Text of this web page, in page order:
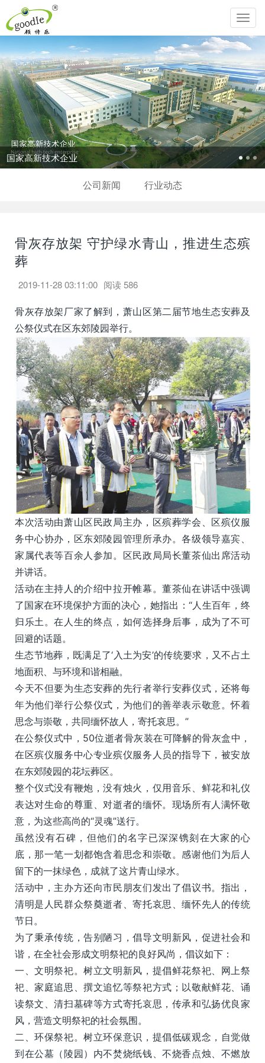
追求生命圆满，传
公司新闻 行业动态
骨灰存放架 守护绿水青山，推进生态殡
葬
2019-11-28 03:11:00 阅读586
骨灰存放架厂家了解到，萧山区第二届节地生态安葬及
公祭仪式在区东郊陵园举行。
本次活动由萧山区民政局主办，区殡葬学会、区殡仪服
务中心协办，区东郊陵园管理所承办。各级领导嘉宾、
家属代表等百余人参加。区民政局局长董茶仙出席活动
并讲话。
活动在主持人的介绍中拉开帷幕。董茶仙在讲话中强调
了国家在环境保护方面的决心，她指出：“人生百年，终
归乐土。在人生的终点，如何选择身后事，成为了不可
回避的话题。
生态节地葬，既满足了‘入土为安’的传统要求，又不占土
地面积、与环境和谐相融。
今天不但要为生态安葬的先行者举行安葬仪式，还将每
年为他们举行公祭仪式，为他们的善举表示敬意。怀着
思念与崇敬，共同缅怀故人，寄托哀思。”
在公祭仪式中，50位逝者骨灰装在可降解的骨灰盒中，
在区殡仪服务中心专业殡仪服务人员的指导下，被安放
在东郊陵园的花坛葬区。
整个仪式没有鞭炮，没有烛火，仅用音乐、鲜花和礼仪
表达对生命的尊重、对逝者的缅怀。现场所有人满怀敬
意，为这些高尚的“灵魂”送行。
虽然没有石碑，但他们的名字已深深镌刻在大家的心
底，那一笔一划都饱含着思念和崇敬。感谢他们为后人
留下的一抹绿色，成就了这片青山绿水。
活动中，主办方还向市民朋友们发出了倡议书。指出，
清明是人民群众祭奠逝者、寄托哀思、缅怀先人的传统
节日。
为了秉承传统，告别陋习，倡导文明新风，促进社会和
谐，在全社会形成文明祭祀的良好风尚，倡议如下：
一、文明祭祀。树立文明新风，提倡鲜花祭祀、网上祭
祀、家庭追思、撰文追忆等祭祀方式；以敬献鲜花、诵
读祭文、清扫墓碑等方式寄托哀思，传承和弘扬优良家
风，营造文明祭祀的社会氛围。
二、环保祭祀。树立环保意识，提倡低碳观念，自觉做
到在公墓（陵园）内不焚烧纸钱、不烧香点烛、不燃放